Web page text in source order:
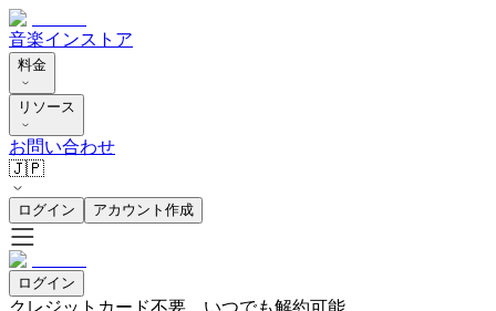
音楽インストア
料金
リソース
お問い合わせ
🇯🇵
ログイン アカウント作成
ログイン
クレジットカード不要。いつでも解約可能。